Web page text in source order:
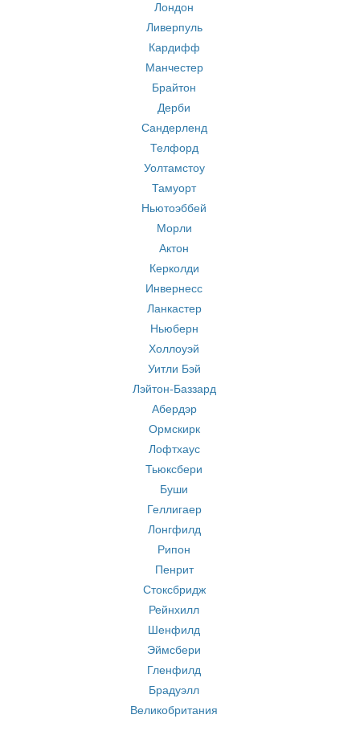
Лондон
Ливерпуль
Кардифф
Манчестер
Брайтон
Дерби
Сандерленд
Телфорд
Уолтамстоу
Тамуорт
Ньютоэббей
Морли
Актон
Керколди
Инвернесс
Ланкастер
Ньюберн
Холлоуэй
Уитли Бэй
Лэйтон-Баззард
Абердэр
Ормскирк
Лофтхаус
Тьюксбери
Буши
Геллигаер
Лонгфилд
Рипон
Пенрит
Стоксбридж
Рейнхилл
Шенфилд
Эймсбери
Гленфилд
Брадуэлл
Великобритания